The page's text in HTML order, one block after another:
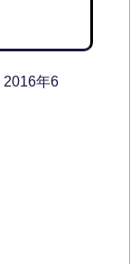
2016年6